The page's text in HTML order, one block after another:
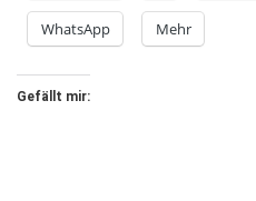
WhatsApp Mehr
Gefällt mir: